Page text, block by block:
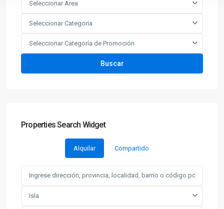
Seleccionar Area
Seleccionar Categoría
Seleccionar Categoría de Promoción
Buscar
Properties Search Widget
Alquilar Compartido
Isla